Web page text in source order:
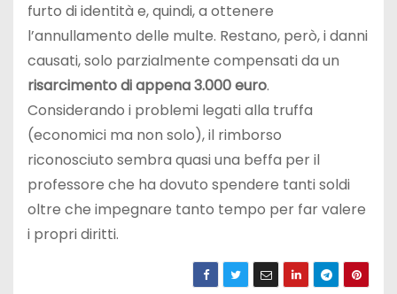
furto di identità e, quindi, a ottenere
l’annullamento delle multe. Restano, però, i danni
causati, solo parzialmente compensati da un
risarcimento di appena 3.000 euro.
Considerando i problemi legati alla truffa
(economici ma non solo), il rimborso
riconosciuto sembra quasi una beffa per il
professore che ha dovuto spendere tanti soldi
oltre che impegnare tanto tempo per far valere
i propri diritti.